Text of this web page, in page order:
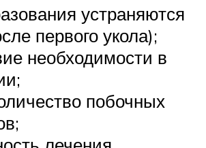
устраняются
первого укола);
необходимости в
побочных